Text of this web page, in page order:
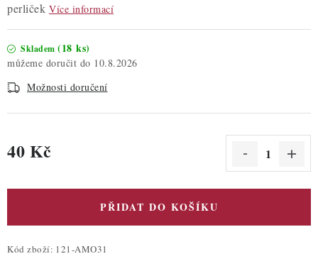
Hodnocení obchodu
Podmínky ochrany osobních údajů
perliček Více informací
Skladem (18 ks)
10.8.2026
Možnosti doručení
40 Kč
PŘIDAT DO KOŠÍKU
Kód zboží: 121-AMO31